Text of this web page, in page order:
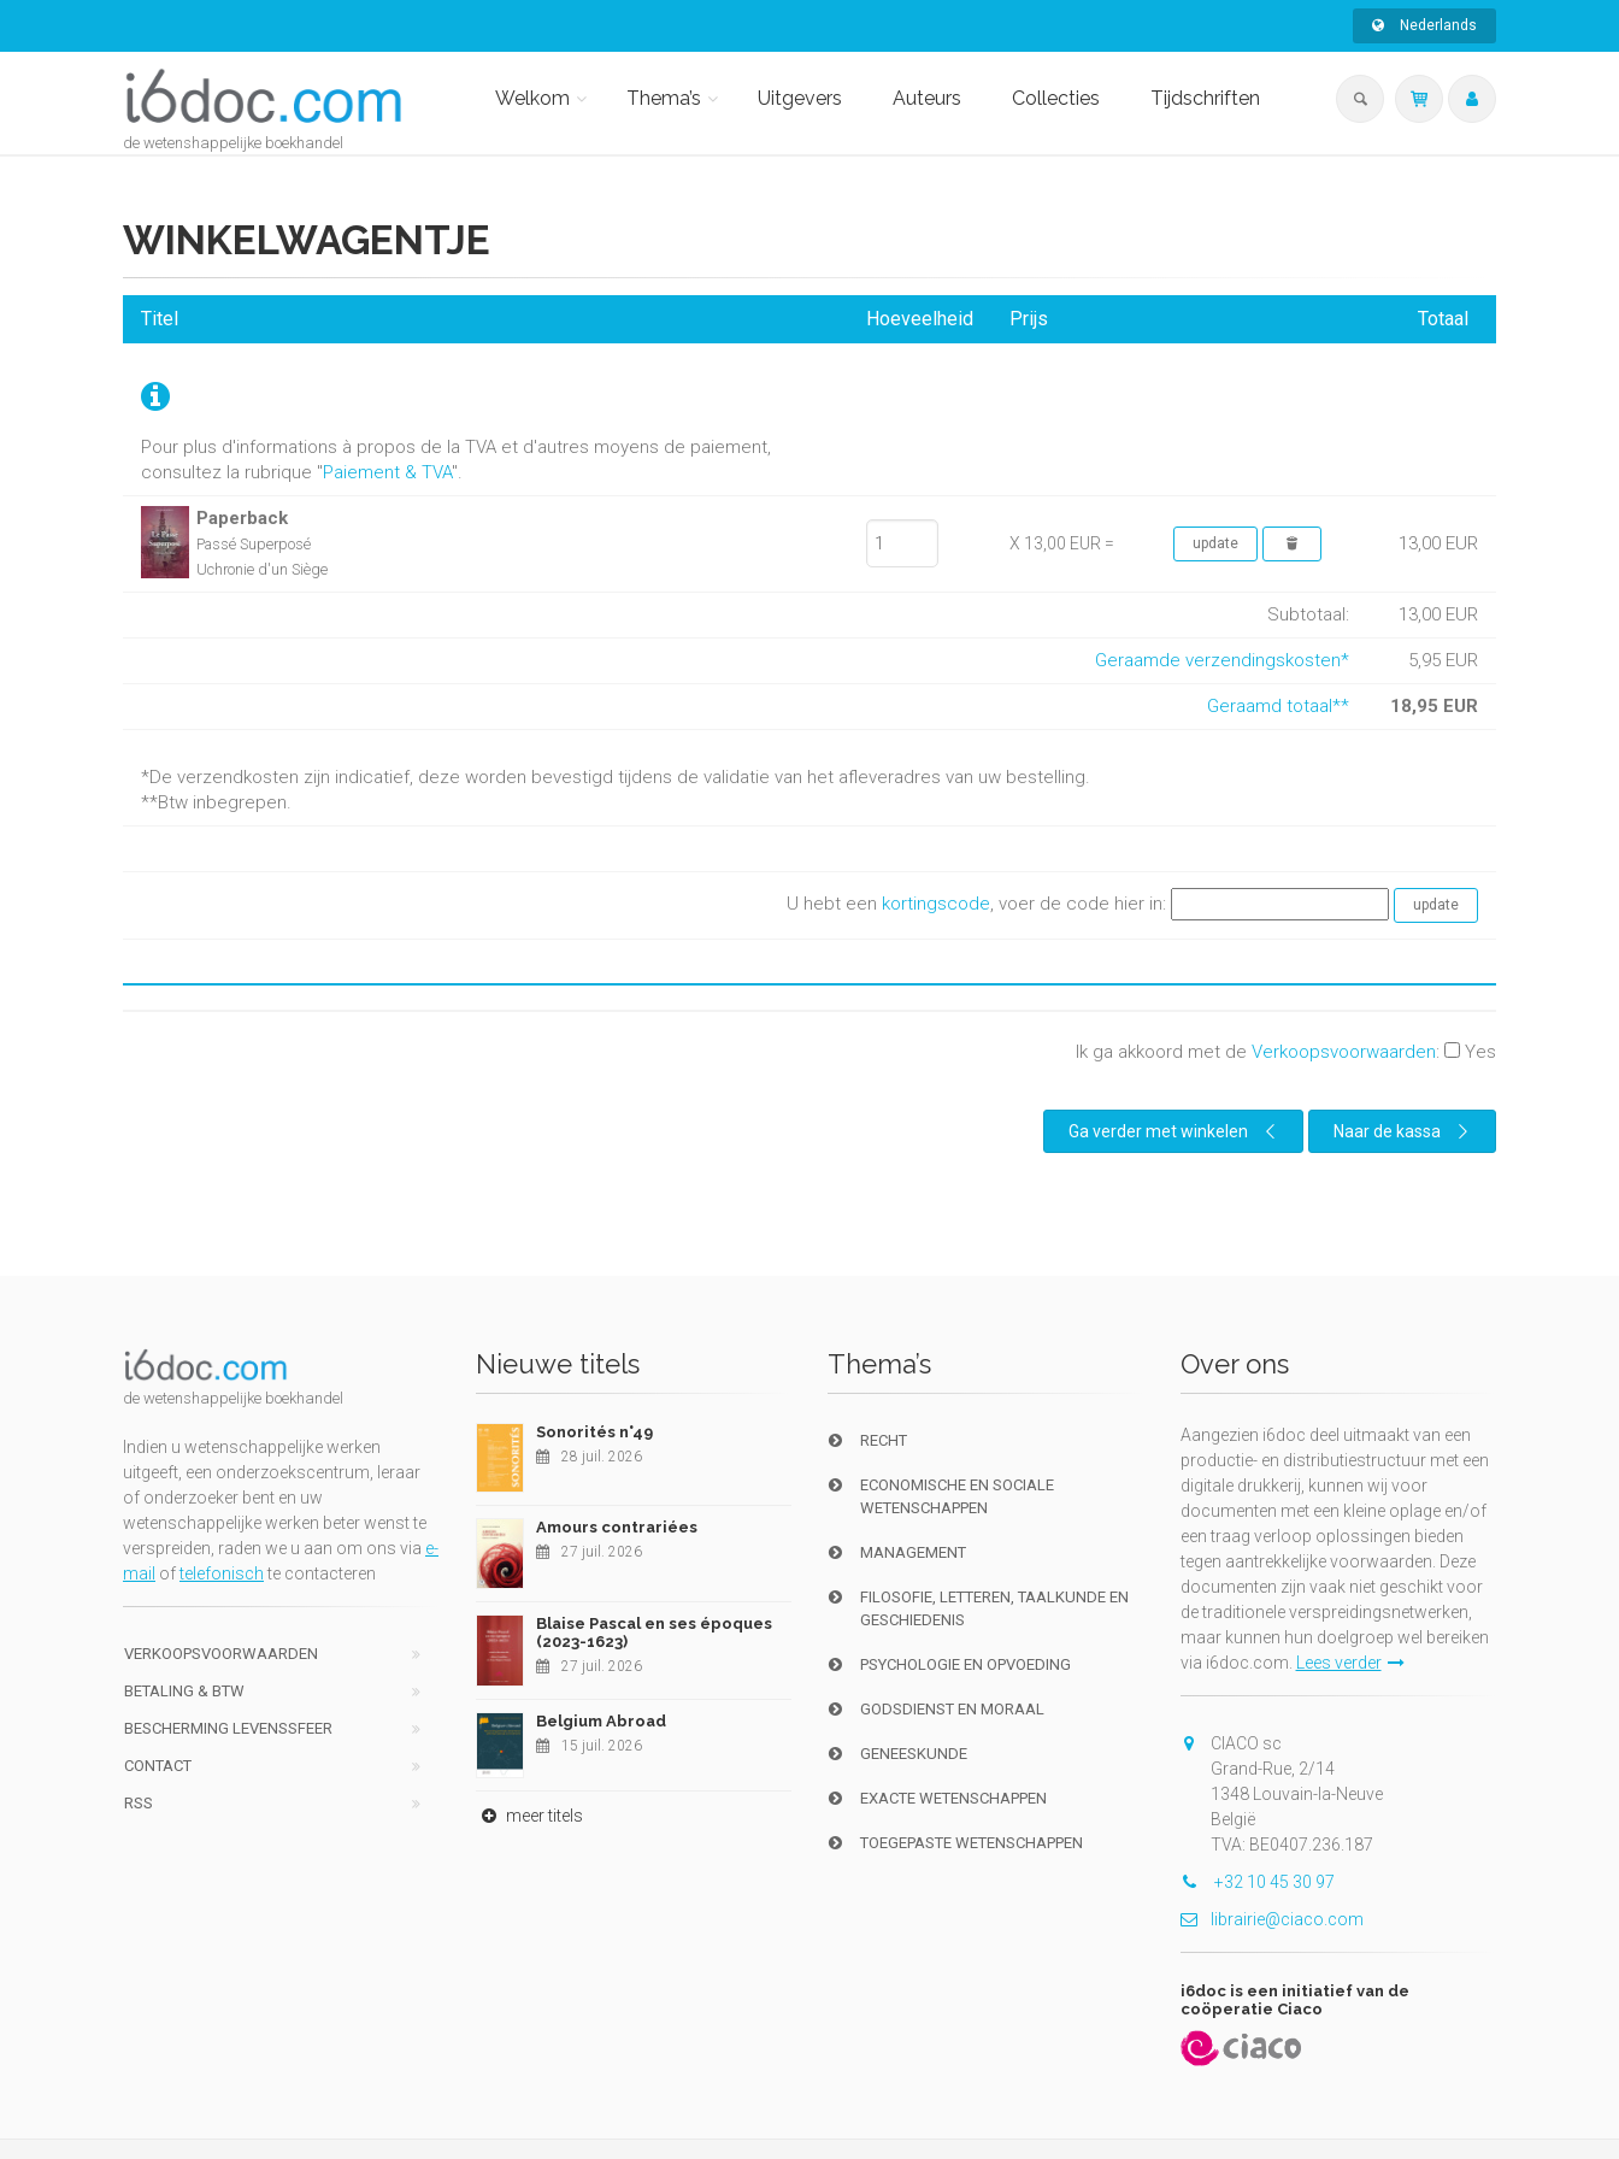
Nederlands
de wetenshappelijke boekhandel
Welkom Thema’s Uitgevers Auteurs Collecties Tijdschriften
WINKELWAGENTJE
Pour plus d'informations à propos de la TVA et d'autres moyens de paiement,
consultez la rubrique "Paiement & TVA".
Titel Hoeveelheid Prijs Totaal
Paperback
Passé Superposé
Uchronie d'un Siège
X 13,00 EUR = 13,00 EUR
Subtotaal: 13,00 EUR
Geraamde verzendingskosten* 5,95 EUR
Geraamd totaal** 18,95 EUR
*De verzendkosten zijn indicatief, deze worden bevestigd tijdens de validatie van het afleveradres van uw bestelling.
**Btw inbegrepen.
U hebt een kortingscode, voer de code hier in:
Ik ga akkoord met de Verkoopsvoorwaarden: Yes
Ga verder met winkelen Naar de kassa
de wetenshappelijke boekhandel
Indien u wetenschappelijke werken
uitgeeft, een onderzoekscentrum, leraar
of onderzoeker bent en uw
wetenschappelijke werken beter wenst te
verspreiden, raden we u aan om ons via e-
mail oftelefonischte contacteren
VERKOOPSVOORWAARDEN
BETALING & BTW
BESCHERMING LEVENSSFEER
CONTACT
RSS
Nieuwe titels
Sonorités n°49
28 juil. 2026
Amours contrariées
27 juil. 2026
Blaise Pascal en ses époques
(2023-1623)
27 juil. 2026
Belgium Abroad
15 juil. 2026
meer titels
Thema’s
RECHT
ECONOMISCHE EN SOCIALE
WETENSCHAPPEN
MANAGEMENT
FILOSOFIE, LETTEREN, TAALKUNDE EN
GESCHIEDENIS
PSYCHOLOGIE EN OPVOEDING
GODSDIENST EN MORAAL
GENEESKUNDE
EXACTE WETENSCHAPPEN
TOEGEPASTE WETENSCHAPPEN
Over ons
Aangezien i6doc deel uitmaakt van een
productie- en distributiestructuur met een
digitale drukkerij, kunnen wij voor
documenten met een kleine oplage en/of
een traag verloop oplossingen bieden
tegen aantrekkelijke voorwaarden. Deze
documenten zijn vaak niet geschikt voor
de traditionele verspreidingsnetwerken,
maar kunnen hun doelgroep wel bereiken
via i6doc.com.
Lees verder
CIACO sc
Grand-Rue, 2/14
1348 Louvain-la-Neuve
België
TVA: BE0407.236.187
+32 10 45 30 97
librairie@ciaco.com
i6doc is een initiatief van de
coöperatie Ciaco